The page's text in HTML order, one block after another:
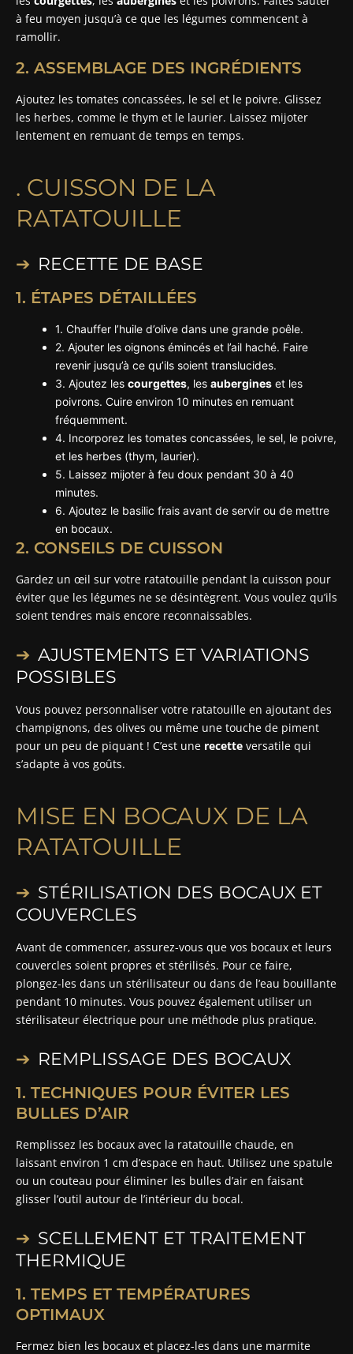
à feu moyen jusqu’à ce que les légumes commencent à
ramollir.
2. ASSEMBLAGE DES INGRÉDIENTS
Ajoutez les tomates concassées, le sel et le poivre. Glissez
les herbes, comme le thym et le laurier. Laissez mijoter
lentement en remuant de temps en temps.
. CUISSON DE LA
RATATOUILLE
RECETTE DE BASE
1. ÉTAPES DÉTAILLÉES
1. Chauffer l’huile d’olive dans une grande poêle.
2. Ajouter les oignons émincés et l’ail haché. Faire
revenir jusqu’à ce qu’ils soient translucides.
3. Ajoutez les courgettes, les aubergines et les
poivrons. Cuire environ 10 minutes en remuant
fréquemment.
4. Incorporez les tomates concassées, le sel, le poivre,
et les herbes (thym, laurier).
5. Laissez mijoter à feu doux pendant 30 à 40
minutes.
6. Ajoutez le basilic frais avant de servir ou de mettre
en bocaux.
2. CONSEILS DE CUISSON
Gardez un œil sur votre ratatouille pendant la cuisson pour
éviter que les légumes ne se désintègrent. Vous voulez qu’ils
soient tendres mais encore reconnaissables.
AJUSTEMENTS ET VARIATIONS
POSSIBLES
Vous pouvez personnaliser votre ratatouille en ajoutant des
champignons, des olives ou même une touche de piment
pour un peu de piquant ! C’est une recette versatile qui
s’adapte à vos goûts.
MISE EN BOCAUX DE LA
RATATOUILLE
STÉRILISATION DES BOCAUX ET
COUVERCLES
Avant de commencer, assurez-vous que vos bocaux et leurs
couvercles soient propres et stérilisés. Pour ce faire,
plongez-les dans un stérilisateur ou dans de l’eau bouillante
pendant 10 minutes. Vous pouvez également utiliser un
stérilisateur électrique pour une méthode plus pratique.
REMPLISSAGE DES BOCAUX
1. TECHNIQUES POUR ÉVITER LES
BULLES D’AIR
Remplissez les bocaux avec la ratatouille chaude, en
laissant environ 1 cm d’espace en haut. Utilisez une spatule
ou un couteau pour éliminer les bulles d’air en faisant
glisser l’outil autour de l’intérieur du bocal.
SCELLEMENT ET TRAITEMENT
THERMIQUE
1. TEMPS ET TEMPÉRATURES
OPTIMAUX
Fermez bien les bocaux et placez-les dans une marmite